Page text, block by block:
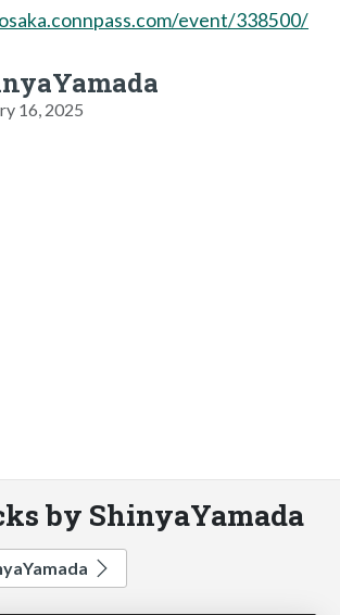
event/338500/
16, 2025
by ShinyaYamada